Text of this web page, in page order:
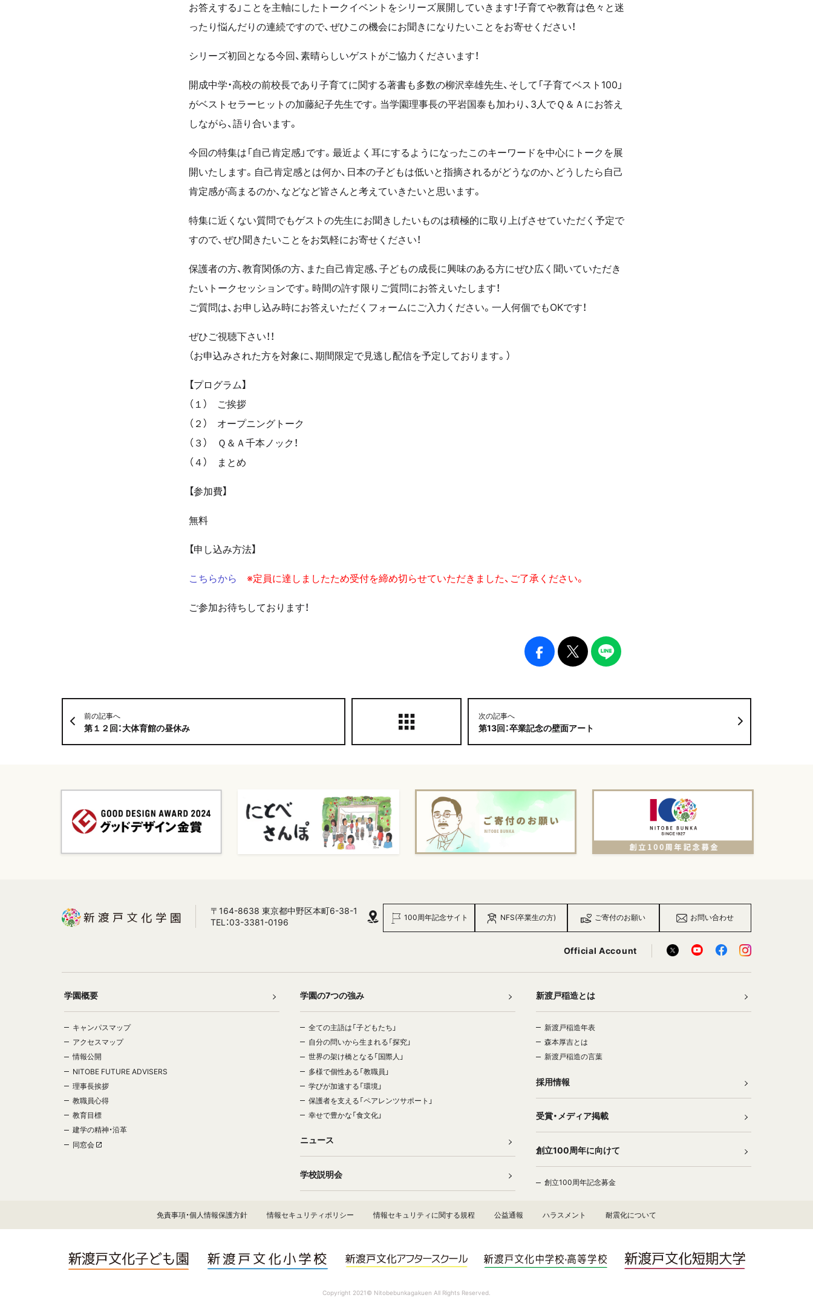
お答えする」ことを主軸にしたトークイベントをシリーズ展開していきます！子育てや教育は色々と迷
ったり悩んだりの連続ですので、ぜひこの機会にお聞きになりたいことをお寄せください！
シリーズ初回となる今回、素晴らしいゲストがご協力くださいます！
開成中学・高校の前校長であり子育てに関する著書も多数の柳沢幸雄先生、そして「子育てベスト100」
がベストセラーヒットの加藤紀子先生です。当学園理事長の平岩国泰も加わり、3人でＱ＆Ａにお答え
しながら、語り合います。
今回の特集は「自己肯定感」です。最近よく耳にするようになったこのキーワードを中心にトークを展
開いたします。自己肯定感とは何か、日本の子どもは低いと指摘されるがどうなのか、どうしたら自己
肯定感が高まるのか、などなど皆さんと考えていきたいと思います。
特集に近くない質問でもゲストの先生にお聞きしたいものは積極的に取り上げさせていただく予定で
すので、ぜひ聞きたいことをお気軽にお寄せください！
保護者の方、教育関係の方、また自己肯定感、子どもの成長に興味のある方にぜひ広く聞いていただき
たいトークセッションです。時間の許す限りご質問にお答えいたします！
ご質問は、お申し込み時にお答えいただくフォームにご入力ください。一人何個でもOKです！
ぜひご視聴下さい！！
（お申込みされた方を対象に、期間限定で見逃し配信を予定しております。）
【プログラム】
（１） ご挨拶
（２） オープニングトーク
（３） Ｑ＆Ａ千本ノック！
（４） まとめ
【参加費】
無料
【申し込み方法】
こちらから ※定員に達しましたため受付を締め切らせていただきました、ご了承ください。
ご参加お待ちしております！
前の記事へ
第１２回：大体育館の昼休み
次の記事へ
第13回：卒業記念の壁面アート
〒164-8638 東京都中野区本町6-38-1
TEL：03-3381-0196
100周年記念サイト NFS(卒業生の方) ご寄付のお願い お問い合わせ
Official Account
学園概要
キャンパスマップ
アクセスマップ
情報公開
NITOBE FUTURE ADVISERS
理事長挨拶
教職員心得
教育目標
建学の精神・沿革
同窓会
学園の7つの強み
全ての主語は「子どもたち」
自分の問いから生まれる「探究」
世界の架け橋となる「国際人」
多様で個性ある「教職員」
学びが加速する「環境」
保護者を支える「ペアレンツサポート」
幸せで豊かな「食文化」
ニュース
学校説明会
新渡戸稲造とは
新渡戸稲造年表
森本厚吉とは
新渡戸稲造の言葉
採用情報
受賞・メディア掲載
創立100周年に向けて
創立100周年記念募金
免責事項・個人情報保護方針 情報セキュリティポリシー 情報セキュリティに関する規程 公益通報 ハラスメント 耐震化について
Copyright 2021© Nitobebunkagakuen All Rights Reserved.